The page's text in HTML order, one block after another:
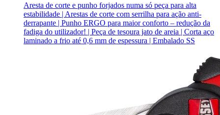
Aresta de corte e punho forjados numa só peça para alta
estabilidade | Arestas de corte com serrilha para ação anti-
derrapante | Punho ERGO para maior conforto – redução da
fadiga do utilizador! | Peça de tesoura jato de areia | Corta aço
laminado a frio até 0,6 mm de espessura | Embalado SS